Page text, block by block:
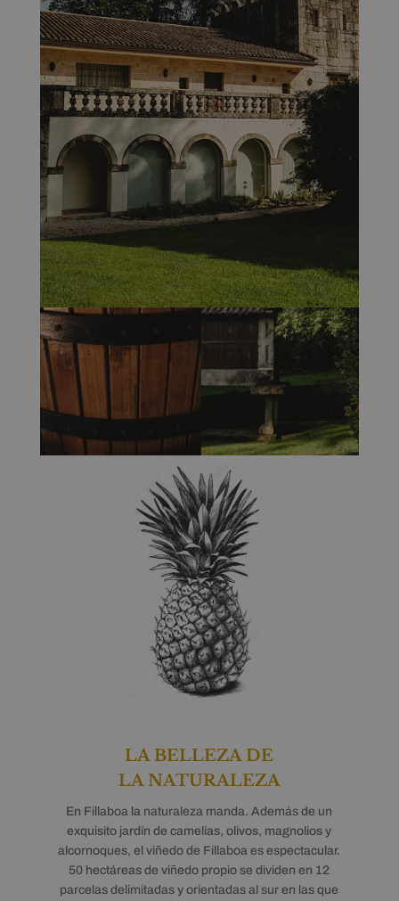
LA BELLEZA DE
LA NATURALEZA
En Fillaboa la naturaleza manda. Además de un
exquisito jardín de camelias, olivos, magnolios y
alcornoques, el viñedo de Fillaboa es espectacular.
50 hectáreas de viñedo propio se dividen en 12
parcelas delimitadas y orientadas al sur en las que